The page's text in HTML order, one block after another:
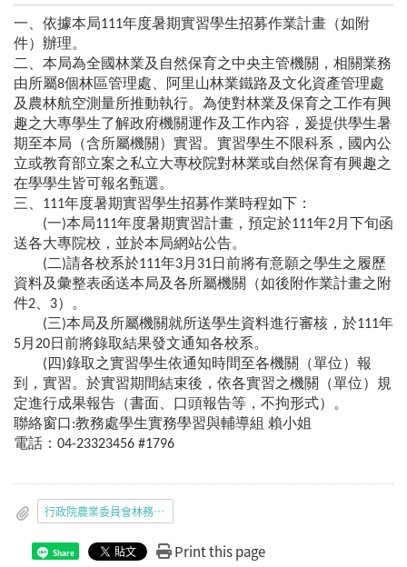
一、依據本局111年度暑期實習學生招募作業計畫（如附
件）辦理。
二、本局為全國林業及自然保育之中央主管機關，相關業務
由所屬8個林區管理處、阿里山林業鐵路及文化資產管理處
及農林航空測量所推動執行。為使對林業及保育之工作有興
趣之大專學生了解政府機關運作及工作內容，爰提供學生暑
期至本局（含所屬機關）實習。實習學生不限科系，國內公
立或教育部立案之私立大專校院對林業或自然保育有興趣之
在學學生皆可報名甄選。
三、111年度暑期實習學生招募作業時程如下：
(一)本局111年度暑期實習計畫，預定於111年2月下旬函
送各大專院校，並於本局網站公告。
(二)請各校系於111年3月31日前將有意願之學生之履歷
資料及彙整表函送本局及各所屬機關（如後附作業計畫之附
件2、3）。
(三)本局及所屬機關就所送學生資料進行審核，於111年
5月20日前將錄取結果發文通知各校系。
(四)錄取之實習學生依通知時間至各機關（單位）報
到，實習。於實習期間結束後，依各實習之機關（單位）規
定進行成果報告（書面、口頭報告等，不拘形式）。
聯絡窗口:教務處學生實務學習與輔導組 賴小姐
電話：04-23323456 #1796
行政院農業委員會林務局111年度暑期實習學生招募作業.pdf
Share Print this page